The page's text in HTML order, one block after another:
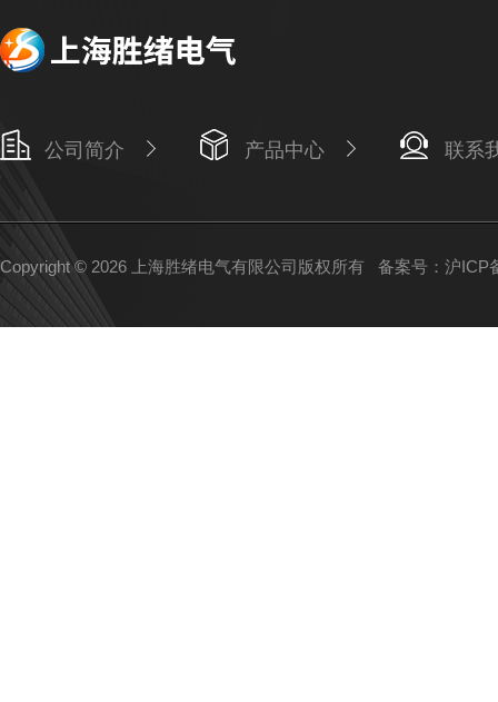
公司简介 产品中心 联系
Copyright © 2026 上海胜绪电气有限公司版权所有 备案号：沪ICP